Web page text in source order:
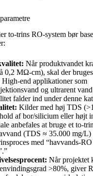
to-trins RO-system bør
Når produktvandet
0,2 MΩ-cm), skal der
end applikationer som
og ultrarent
falder ind under denne
Kilder med høj TDS
af bor/silicium eller højt
anbefales at bruge et to-
(TDS ≈ 35.000 mg/L)
med “havvands-
Når projektet
>80%, giver